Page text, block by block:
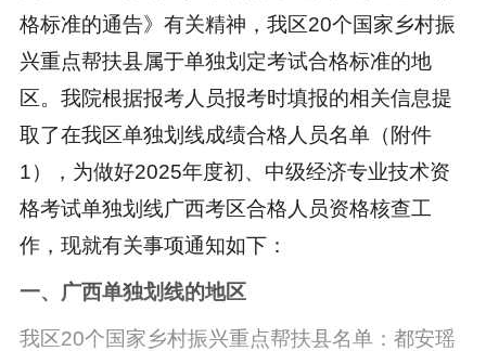
格标准的通告》有关精神，我区20个国家乡村振
兴重点帮扶县属于单独划定考试合格标准的地
区。我院根据报考人员报考时填报的相关信息提
取了在我区单独划线成绩合格人员名单（附件
1），为做好2025年度初、中级经济专业技术资
格考试单独划线广西考区合格人员资格核查工
作，现就有关事项通知如下：
一、广西单独划线的地区
我区20个国家乡村振兴重点帮扶县名单：都安瑶